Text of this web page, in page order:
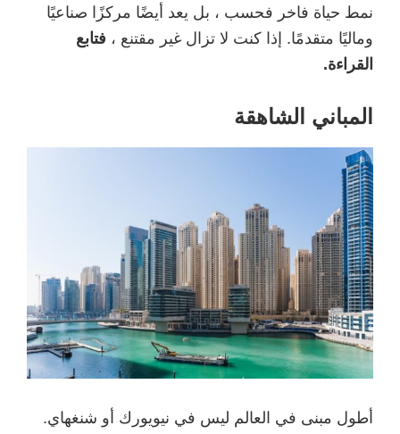
نمط حياة فاخر فحسب ، بل يعد أيضًا مركزًا صناعيًا
وماليًا متقدمًا. إذا كنت لا تزال غير مقتنع ، فتابع
القراءة.
المباني الشاهقة
أطول مبنى في العالم ليس في نيويورك أو شنغهاي.